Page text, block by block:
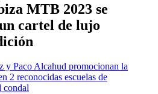
MTB 2023 se
cartel de lujo
y Paco Alcahud promocionan la
2 reconocidas escuelas de
condal